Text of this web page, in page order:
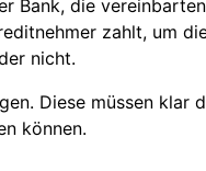
Bank, die
zahlt, um
nicht.
Diese müssen klar
können.